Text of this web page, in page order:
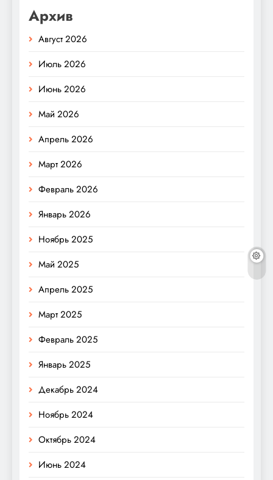
Архив
Август 2026
Июль 2026
Июнь 2026
Май 2026
Апрель 2026
Март 2026
Февраль 2026
Январь 2026
Ноябрь 2025
Май 2025
Апрель 2025
Март 2025
Февраль 2025
Январь 2025
Декабрь 2024
Ноябрь 2024
Октябрь 2024
Июнь 2024